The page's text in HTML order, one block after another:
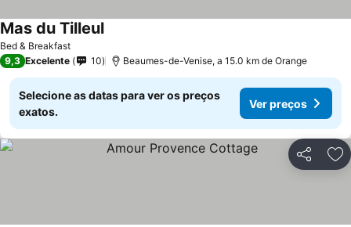
Bed & Breakfast
Mas du TilleulVer preços
9,3 Excelente 10 Beaumes-de-Venise, a 15.0 km de Orange
Selecione as datas para ver os preços
exatos.
Ver preços
Partilhar